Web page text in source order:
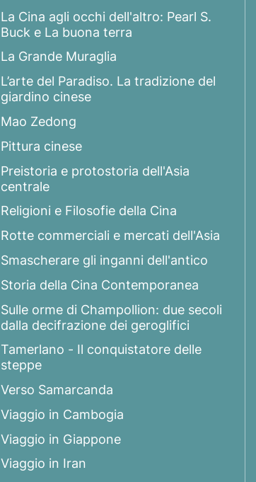
La Cina agli occhi dell'altro: Pearl S.
Buck e La buona terra
La Grande Muraglia
L’arte del Paradiso. La tradizione del
giardino cinese
Mao Zedong
Pittura cinese
Preistoria e protostoria dell'Asia
centrale
Religioni e Filosofie della Cina
Rotte commerciali e mercati dell'Asia
Smascherare gli inganni dell'antico
Storia della Cina Contemporanea
Sulle orme di Champollion: due secoli
dalla decifrazione dei geroglifici
Tamerlano - Il conquistatore delle
steppe
Verso Samarcanda
Viaggio in Cambogia
Viaggio in Giappone
Viaggio in Iran